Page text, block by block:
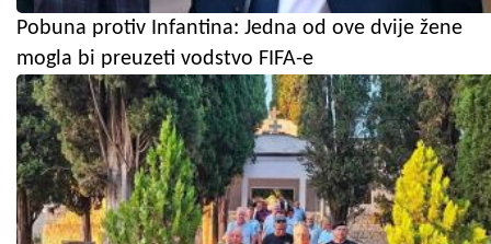
Pobuna protiv Infantina: Jedna od ove dvije žene
mogla bi preuzeti vodstvo FIFA-e